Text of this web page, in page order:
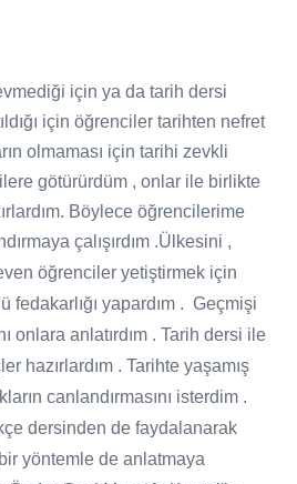
için ya da tarih dersi
için öğrenciler tarihten nefret
olmaması için tarihi zevkli
götürürdüm , onlar ile birlikte
Böylece öğrencilerime
çalışırdım .Ülkesini ,
öğrenciler yetiştirmek için
yapardım . Geçmişi
onlara anlatırdım . Tarih dersi ile
hazırlardım . Tarihte yaşamış
canlandırmasını isterdim .
dersinden de faydalanarak
yöntemle de anlatmaya